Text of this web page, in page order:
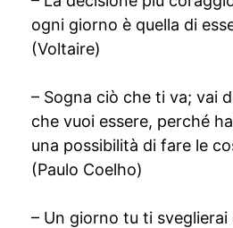
ogni giorno è quella di
(Voltaire)
– Sogna ciò che ti va; vai
che vuoi essere, perché
una possibilità di fare le
(Paulo Coelho)
– Un giorno tu ti sveglierai